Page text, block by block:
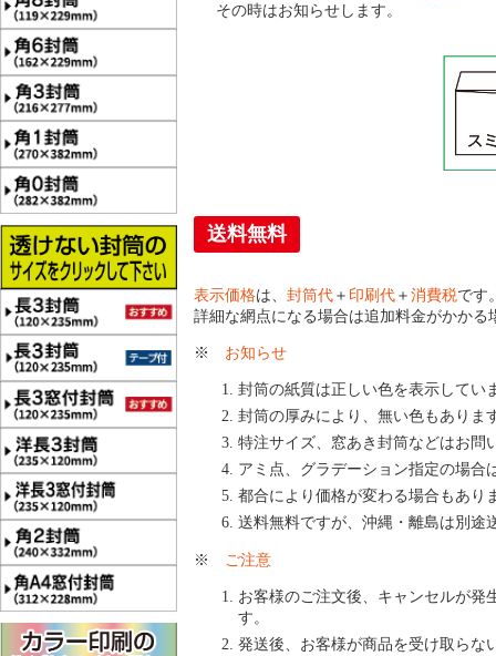
その時はお知らせします。
送料無料
表示価格は、 封筒代 ＋ 印刷代 ＋ 消費税です
詳細な網点になる場合は追加料金がかかる
※ お知らせ
封筒の紙質は正しい色を表示してい
封筒の厚みにより、無い色もありま
特注サイズ、窓あき封筒などはお問
アミ点、グラデーション指定の場合
都合により価格が変わる場合もあり
送料無料ですが、沖縄・離島は別途
※ ご注意
お客様のご注文後、キャンセルが発
す。
発送後、お客様が商品を受け取らな